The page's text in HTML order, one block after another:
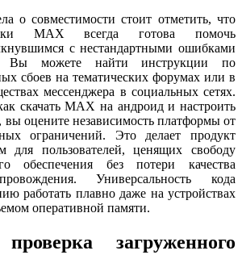
о совместимости стоит отметить, что
MAX всегда готова помочь
с нестандартными ошибками
Вы можете найти инструкции по
сбоев на тематических форумах или в
мессенджера в социальных сетях.
скачать MAX на андроид и настроить
оцените независимость платформы от
ограничений. Это делает продукт
для пользователей, ценящих свободу
обеспечения без потери качества
Универсальность кода
работать плавно даже на устройствах
оперативной памяти.
загруженного